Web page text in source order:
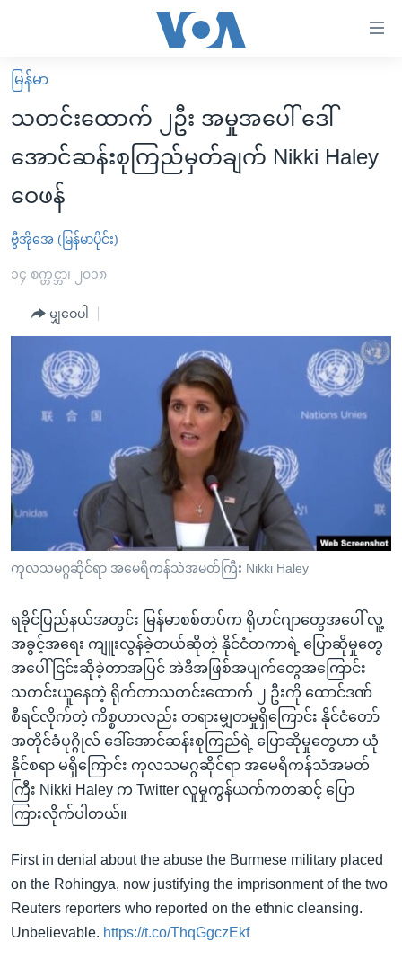
လွယ်ကူ
စေ
များ
ပင်မ
ကျော်
ကြည့်
စာမျက်နှာ
သို့
ကျော်
ကြည့်
ရန်
ရှာဖွေ
နေရာ
သို့
ကျော်
ရန်
မူလစာမျက်နှာ
မြန်မာ
ကမ္ဘာ့သတင်းများ
နိုင်ငံတကာ
အစ္စရေး-ပါလက်စတိုင်း
ဗွီဒီယို
အင်္ဂလိပ်စာလေ့လာမယ်
အမေရိကန်သုံးအီဒီယံ
မကြေးမုံရဲ့ အင်္ဂလိပ်စာ
ရုပ်ရှင်ထဲက အင်္ဂလိပ်စာ
သုတပဒေသာ အင်္ဂလိပ်စာ
အပတ်စဉ်ကဏ္ဍများ
ရေဒီယို
တီဗွီ
ရေဒီယိုနှင့်ရုပ်သံ အချက်အလက်များ
ရေဒီယို/တီဗွီအစီအစဉ်
ဗွီအိုအေ လူမှုကွန်ယက်များ
ဘာသာစကားများ
မြန်မာ
သတင်းထောက် ၂ဦး အမှုအပေါ် ဒေါ်
အောင်ဆန်းစုကြည်မှတ်ချက် Nikki Haley
ဝေဖန်
ဗွီအိုအေ (မြန်မာပိုင်း)
၁၄ စက္တင္ဘာ၊ ၂၀၁၈
မျှဝေပါ
ကုလသမဂ္ဂဆိုင်ရာ အမေရိကန်သံအမတ်ကြီး Nikki Haley
ရခိုင်ပြည်နယ်အတွင်း မြန်မာစစ်တပ်က ရိုဟင်ဂျာတွေအပေါ် လူ့
အခွင့်အရေး ကျူးလွန်ခဲ့တယ်ဆိုတဲ့ နိုင်ငံတကာရဲ့ ပြောဆိုမှုတွေ
အပေါ် ငြင်းဆိုခဲ့တာအပြင် အဲဒီအဖြစ်အပျက်တွေအကြောင်း
သတင်းယူနေတဲ့ ရိုက်တာသတင်းထောက် ၂ ဦးကို ထောင်ဒဏ်
စီရင်လိုက်တဲ့ ကိစ္စဟာလည်း တရားမျှတမှုရှိကြောင်း နိုင်ငံတော်
အတိုင်ခံပုဂ္ဂိုလ် ဒေါ်အောင်ဆန်းစုကြည်ရဲ့ ပြောဆိုမှုတွေဟာ ယုံ
နိုင်စရာ မရှိကြောင်း ကုလသမဂ္ဂဆိုင်ရာ အမေရိကန်သံအမတ်
ကြီး Nikki Haley က Twitter လူမှုကွန်ယက်ကတဆင့် ပြော
ကြားလိုက်ပါတယ်။
First in denial about the abuse the Burmese military placed
on the Rohingya, now justifying the imprisonment of the two
Reuters reporters who reported on the ethnic cleansing.
Unbelievable. https://t.co/ThqGgczEkf